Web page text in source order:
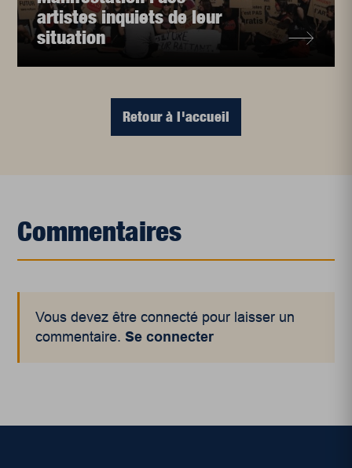
artistes inquiets de leur
situation
Retour à l'accueil
Commentaires
Vous devez être connecté pour laisser un
commentaire.Se connecter